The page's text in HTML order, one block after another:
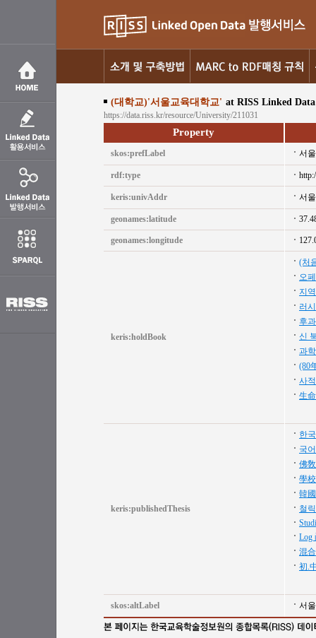
(대학교)'서울교육대학교' at RISS Linked Data
https://data.riss.kr/resource/University/211031
Property
skos:prefLabel 서
rdf:type
keris:univAddr 서
geonames:latitude
geonames:longitude
keris:holdBook
(처
오
지
러
후
신
과
(80
사
生
keris:publishedThesis
한
국
佛
學
韓
철
Log
混
初.
skos:altLabel 서